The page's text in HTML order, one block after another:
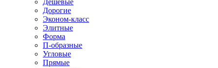
Дешевые
Дорогие
Эконом-класс
Элитные
Форма
П-образные
Угловые
Прямые